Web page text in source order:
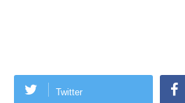
Twitter